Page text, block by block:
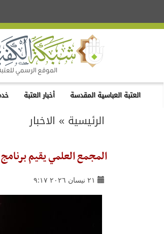
العتبة العباسية المقدسة أخبار العتبة
الرئيسية » الاخبار
المجمع العلمي يقيم
٢١ نيسان ٢٠٢٦ ٩:١٧